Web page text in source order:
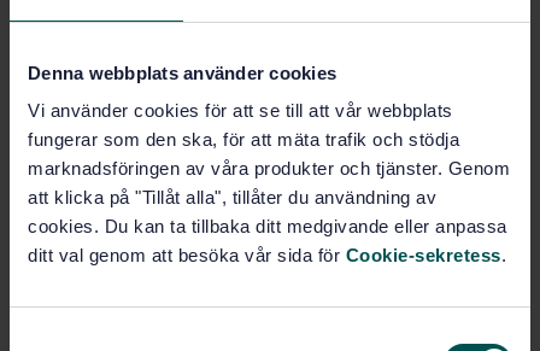
Denna webbplats använder cookies
Vi använder cookies för att se till att vår webbplats
fungerar som den ska, för att mäta trafik och stödja
marknadsföringen av våra produkter och tjänster. Genom
att klicka på "Tillåt alla", tillåter du användning av
cookies. Du kan ta tillbaka ditt medgivande eller anpassa
ditt val genom att besöka vår sida för Cookie-sekretess.
Verksamhetsplan 2024
Subjects